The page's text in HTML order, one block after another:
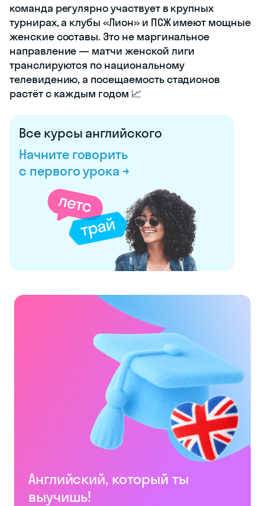
команда регулярно участвует в крупных
турнирах, а клубы «Лион» и ПСЖ имеют мощные
женские составы. Это не маргинальное
направление — матчи женской лиги
транслируются по национальному
телевидению, а посещаемость стадионов
растёт с каждым годом 📈
Все курсы английского
Начните говорить
с первого урока →
Английский, который ты
выучишь!